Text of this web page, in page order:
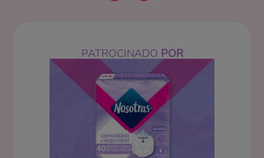
PATROCINADO POR